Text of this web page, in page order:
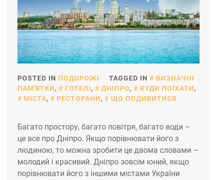
POSTED IN ПОДОРОЖІ TAGGED IN
ВИЗНАЧНІ
ПАМ'ЯТКИ, ГОТЕЛІ, ДНІПРО, КУДИ ПОЇХАТИ,
МІСТА, РЕСТОРАНИ, ЩО ПОДИВИТИСЯ
Багато простору, багато повітря, багато води –
це все про Дніпро. Якщо порівнювати його з
людиною, то можна зробити це двома словами –
молодий і красивий. Дніпро зовсім юний, якщо
порівнювати його з іншими містами України